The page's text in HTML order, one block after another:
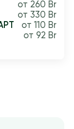
от 260 Br
от 330 Br
от 110 Br
от 92 Br